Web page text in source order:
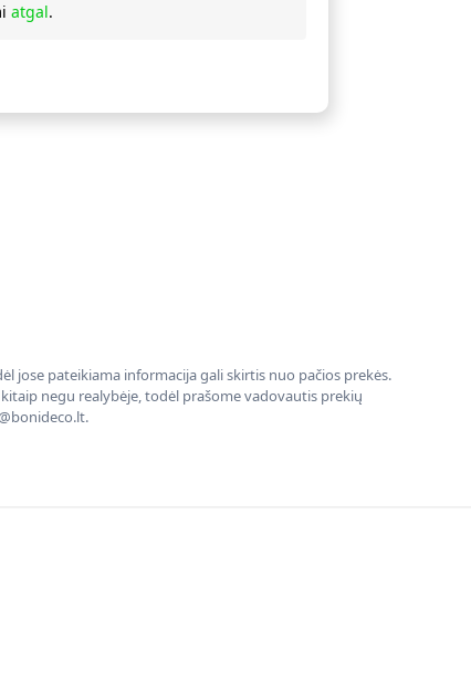
atgal.
jose pateikiama informacija gali skirtis nuo pačios prekės.
negu realybėje, todėl prašome vadovautis prekių